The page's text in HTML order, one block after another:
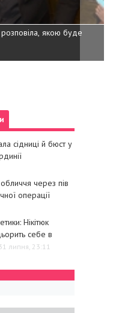
розповіла, якою буде
сідниці й бюст у
через пів
операції
Нікітюк
себе в
липня, 23:11